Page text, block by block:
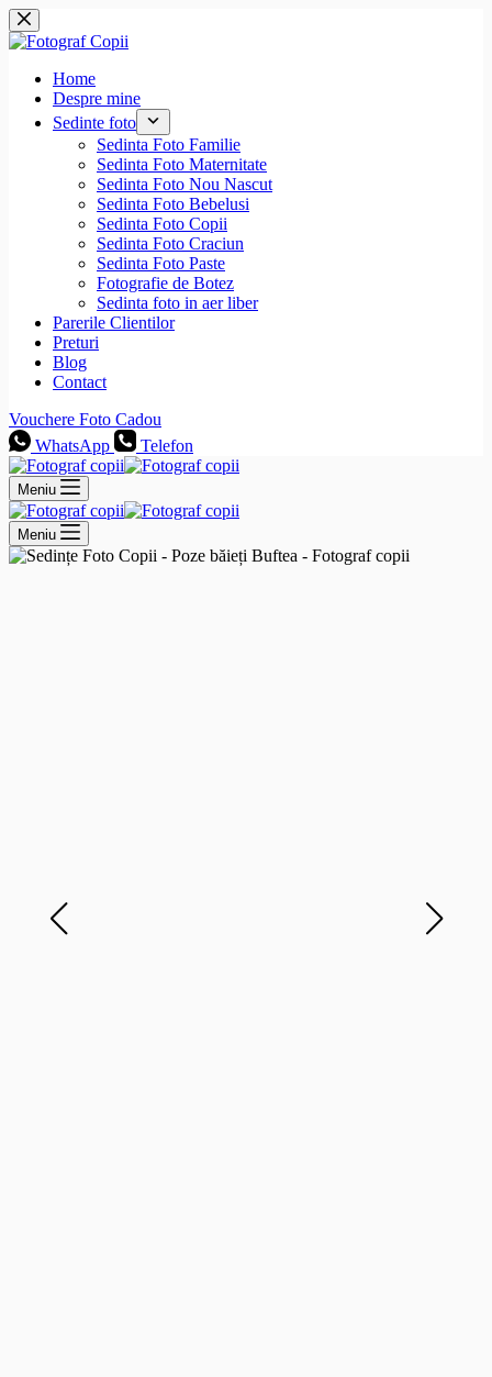
Sari
la
conținut
Home
Despre mine
Sedinte foto
Sedinta Foto Familie
Sedinta Foto Maternitate
Sedinta Foto Nou Nascut
Sedinta Foto Bebelusi
Sedinta Foto Copii
Sedinta Foto Craciun
Sedinta Foto Paste
Fotografie de Botez
Sedinta foto in aer liber
Parerile Clientilor
Preturi
Blog
Contact
Vouchere Foto Cadou
WhatsApp
Telefon
Meniu
Meniu